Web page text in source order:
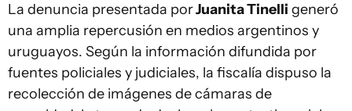
La denuncia presentada porJuanita Tinelli generó
una amplia repercusión en medios argentinos y
uruguayos. Según la información difundida por
fuentes policiales y judiciales, la fiscalía dispuso la
recolección de imágenes de cámaras de